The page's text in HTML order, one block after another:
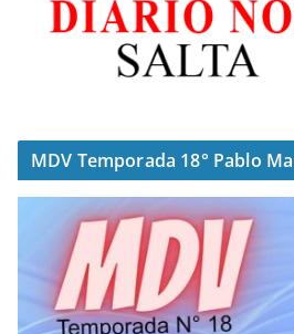
MDV Temporada 18° Pablo